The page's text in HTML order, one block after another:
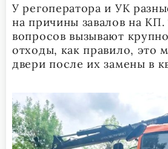
У регоператора и УК
на причины завалов на
вопросов вызывают
отходы, как правило, это
двери после их замены в